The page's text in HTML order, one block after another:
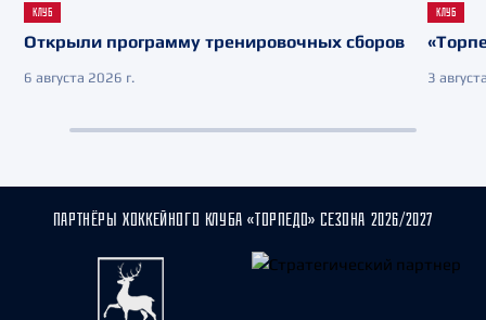
КЛУБ
Открыли программу тренировочных сборов
6 августа 2026 г.
КЛУБ
3
ПАРТНЁРЫ ХОККЕЙНОГО КЛУБА «ТОРПЕДО» СЕЗОНА 2026/2027